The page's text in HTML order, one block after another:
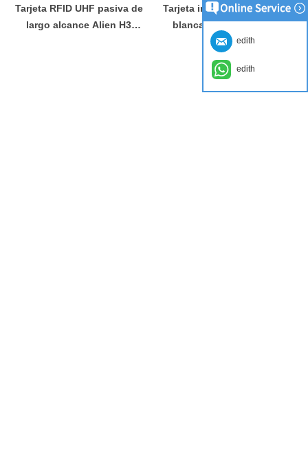
Tarjeta RFID UHF pasiva de
largo alcance Alien H3
Tarjeta inteligente UHF RFID
blanca en blanco barata
ISO18000-6C
edith
edith